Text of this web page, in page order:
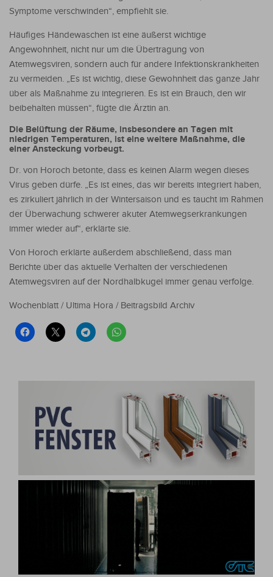
Symptome verschwinden“, empfiehlt sie.
Häufiges Händewaschen ist eine äußerst wichtige
Angewohnheit, nicht nur um die Übertragung von
Atemwegsviren, sondern auch für andere Infektionskrankheiten
zu vermeiden. „Es ist wichtig, diese Gewohnheit das ganze Jahr
über als Maßnahme zu integrieren. Es ist ein Brauch, den wir
beibehalten müssen“, fügte die Ärztin an.
Die Belüftung der Räume, insbesondere an Tagen mit
niedrigen Temperaturen, ist eine weitere Maßnahme, die
einer Ansteckung vorbeugt.
Dr. von Horoch betonte, dass es keinen Alarm wegen dieses
Virus geben dürfe. „Es ist eines, das wir bereits integriert haben,
es zirkuliert jährlich in der Wintersaison und es taucht im Rahmen
der Überwachung schwerer akuter Atemwegserkrankungen
immer wieder auf“, erklärte sie.
Von Horoch erklärte außerdem abschließend, dass man
Berichte über das aktuelle Verhalten der verschiedenen
Atemwegsviren auf der Nordhalbkugel immer genau verfolge.
Wochenblatt / Ultima Hora / Beitragsbild Archiv